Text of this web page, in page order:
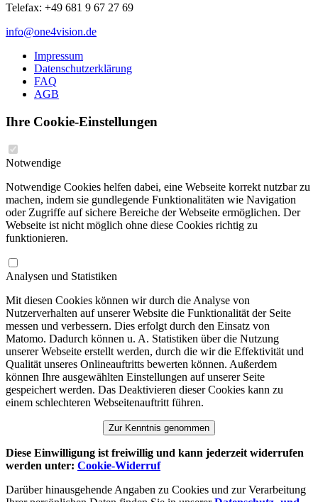
Telefax: +49 681 9 67 27 69
info@one4vision.de
Impressum
Datenschutzerklärung
FAQ
AGB
Ihre Cookie-Einstellungen
Notwendige
Notwendige Cookies helfen dabei, eine Webseite korrekt nutzbar zu
machen, indem sie gundlegende Funktionalitäten wie Navigation
oder Zugriffe auf sichere Bereiche der Webseite ermöglichen. Der
Webseite ist nicht möglich ohne diese Cookies richtig zu
funktionieren.
Analysen und Statistiken
Mit diesen Cookies können wir durch die Analyse von
Nutzerverhalten auf unserer Website die Funktionalität der Seite
messen und verbessern. Dies erfolgt durch den Einsatz von
Matomo. Dadurch können u. A. Statistiken über die Nutzung
unserer Webseite erstellt werden, durch die wir die Effektivität und
Qualität unseres Onlineauftritts bewerten können. Außerdem
können Ihre ausgewählten Einstellungen auf unserer Seite
gespeichert werden. Das Deaktivieren dieser Cookies kann zu
einem schlechteren Webseitenauftritt führen.
Zur Kenntnis genommen
Diese Einwilligung ist freiwillig und kann jederzeit widerrufen
werden unter: Cookie-Widerruf
Darüber hinausgehende Angaben zu Cookies und zur Verarbeitung